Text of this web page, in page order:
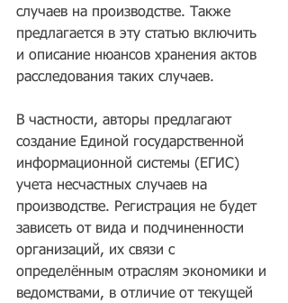
случаев на производстве. Также
предлагается в эту статью включить
и описание нюансов хранения актов
расследования таких случаев.
В частности, авторы предлагают
создание Единой государственной
информационной системы (ЕГИС)
учета несчастных случаев на
производстве. Регистрация не будет
зависеть от вида и подчиненности
организаций, их связи с
определённым отраслям экономики и
ведомствами, в отличие от текущей